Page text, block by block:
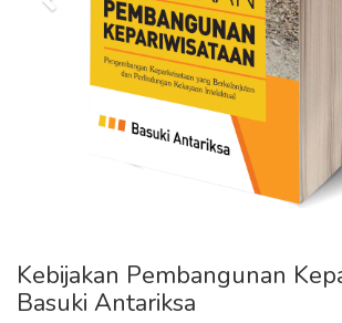
Kebijakan Pembangunan
Basuki Antariksa